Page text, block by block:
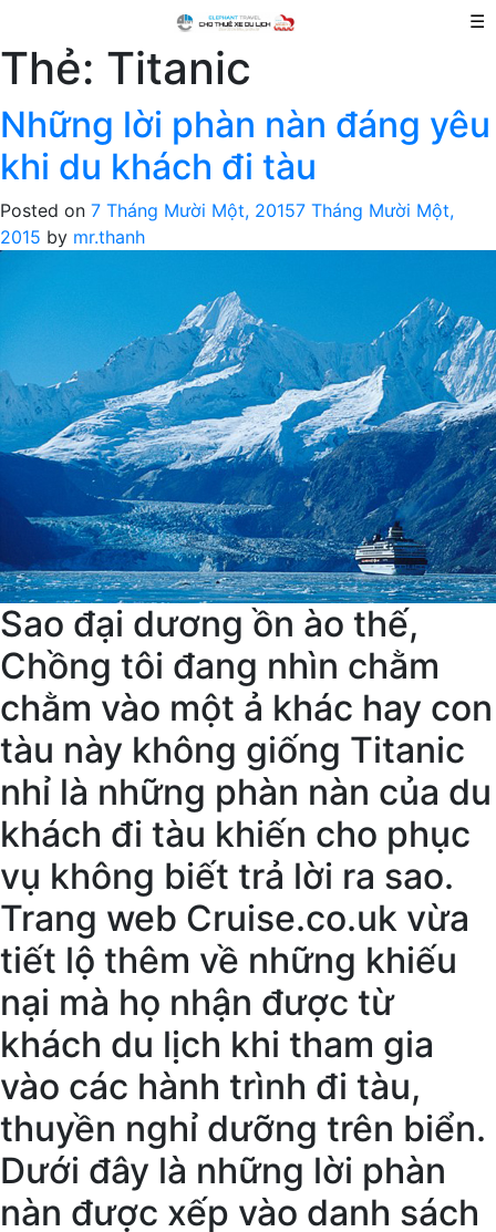
☰
Thẻ: Titanic
Những lời phàn nàn đáng yêu
khi du khách đi tàu
Posted on 7 Tháng Mười Một, 20157 Tháng Mười Một,
2015 by mr.thanh
Sao đại dương ồn ào thế,
Chồng tôi đang nhìn chằm
chằm vào một ả khác hay con
tàu này không giống Titanic
nhỉ là những phàn nàn của du
khách đi tàu khiến cho phục
vụ không biết trả lời ra sao.
Trang web Cruise.co.uk vừa
tiết lộ thêm về những khiếu
nại mà họ nhận được từ
khách du lịch khi tham gia
vào các hành trình đi tàu,
thuyền nghỉ dưỡng trên biển.
Dưới đây là những lời phàn
nàn được xếp vào danh sách